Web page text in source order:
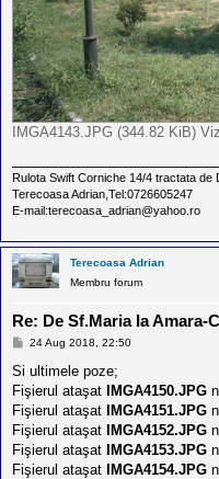
IMGA4143.JPG (344.82 KiB)
Rulota Swift Corniche 14/4 tractata de
Terecoasa Adrian,Tel:0726605247
E-mail:terecoasa_adrian@yahoo.ro
Terecoasa Adrian
Membru forum
Re: De Sf.Maria la Amara-
M
s
j
24 Aug 2018, 22:50
Si ultimele poze;
Fişierul ataşat IMGA4150.JPG
Fişierul ataşat IMGA4151.JPG
Fişierul ataşat IMGA4152.JPG
Fişierul ataşat IMGA4153.JPG
Fişierul ataşat IMGA4154.JPG